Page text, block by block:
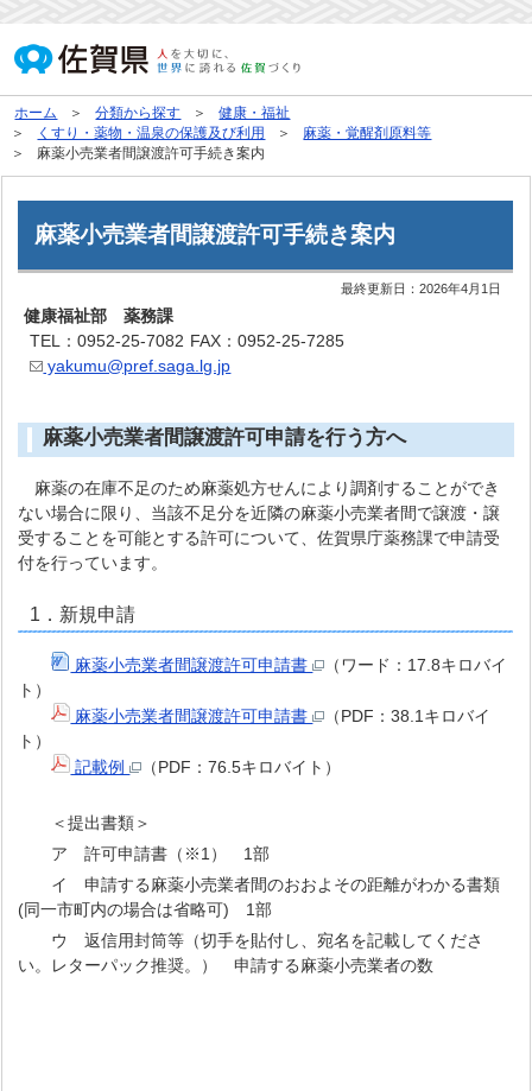
ホーム 分類から探す
健康・福祉
くすり・薬物・温泉の保護及び利用
麻薬・覚醒剤原料等
麻薬小売業者間譲渡許可手続き案内
麻薬小売業者間譲渡許可手続き案内
最終更新日：2026年4月1日
健康福祉部 薬務課
TEL：0952-25-7082 FAX：0952-25-7285
yakumu@pref.saga.lg.jp
麻薬小売業者間譲渡許可申請を行う方へ
麻薬の在庫不足のため麻薬処方せんにより調剤することができ
ない場合に限り、当該不足分を近隣の麻薬小売業者間で譲渡・譲
受することを可能とする許可について、佐賀県庁薬務課で申請受
付を行っています。
1．新規申請
麻薬小売業者間譲渡許可申請書
（ワード：17.8キロバイ
ト）
麻薬小売業者間譲渡許可申請書
（PDF：38.1キロバイ
ト）
記載例
（PDF：76.5キロバイト）
＜提出書類＞
ア 許可申請書（※1） 1部
イ 申請する麻薬小売業者間のおおよその距離がわかる書類
(同一市町内の場合は省略可) 1部
ウ 返信用封筒等（切手を貼付し、宛名を記載してくださ
い。レターパック推奨。） 申請する麻薬小売業者の数